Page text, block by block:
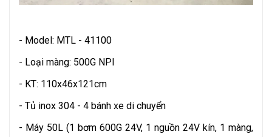
- Model: MTL - 41100
- Loại màng: 500G NPI
- KT: 110x46x121cm
- Tủ inox 304 - 4 bánh xe di chuyển
- Máy 50L (1 bơm 600G 24V, 1 nguồn 24V kín, 1 màng,